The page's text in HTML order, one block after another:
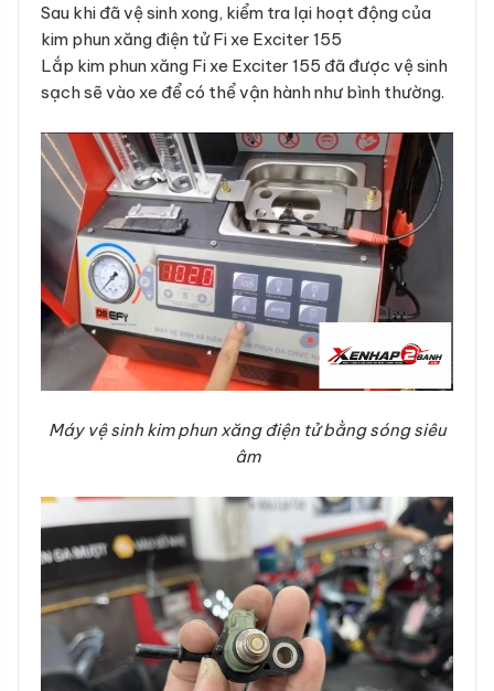
Sau khi đã vệ sinh xong, kiểm tra lại hoạt động của
kim phun xăng điện tử Fi xe Exciter 155
Lắp kim phun xăng Fi xe Exciter 155 đã được vệ sinh
sạch sẽ vào xe để có thể vận hành như bình thường.
Máy vệ sinh kim phun xăng điện tử bằng sóng siêu
âm